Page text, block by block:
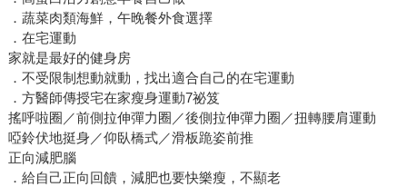
．蔬菜肉類海鮮，午晚餐外食選擇
．在宅運動
家就是最好的健身房
．不受限制想動就動，找出適合自己的在宅運動
．方醫師傳授宅在家瘦身運動7祕笈
搖呼啦圈／前側拉伸彈力圈／後側拉伸彈力圈／扭轉腰肩運動
啞鈴伏地挺身／仰臥橋式／滑板跪姿前推
正向減肥腦
．給自己正向回饋，減肥也要快樂瘦，不顯老